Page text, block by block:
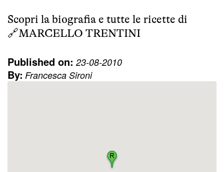
Scopri la biografia e tutte le ricette di
🔗MARCELLO TRENTINI
Published on: 23-08-2010
By: Francesca Sironi